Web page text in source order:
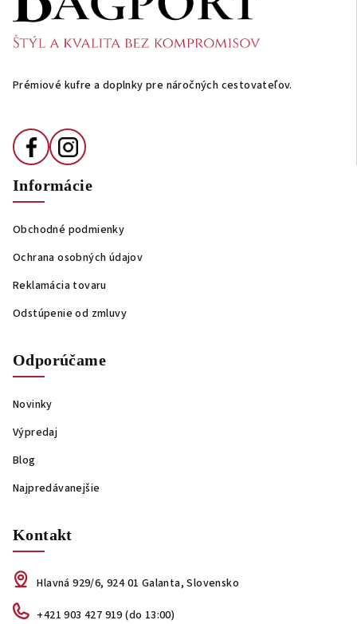
Prémiové kufre a doplnky pre náročných cestovateľov.
Informácie
Obchodné podmienky
Ochrana osobných údajov
Reklamácia tovaru
Odstúpenie od zmluvy
Odporúčame
Novinky
Výpredaj
Blog
Najpredávanejšie
Kontakt
Hlavná 929/6, 924 01 Galanta, Slovensko
+421 903 427 919 (do 13:00)